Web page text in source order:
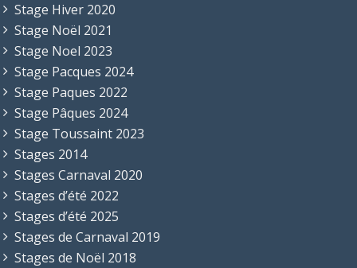
Stage Hiver 2020
Stage Noël 2021
Stage Noel 2023
Stage Pacques 2024
Stage Paques 2022
Stage Pâques 2024
Stage Toussaint 2023
Stages 2014
Stages Carnaval 2020
Stages d’été 2022
Stages d’été 2025
Stages de Carnaval 2019
Stages de Noël 2018